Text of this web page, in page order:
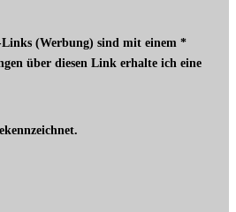
(Werbung) sind mit einem *
über diesen Link erhalte ich eine